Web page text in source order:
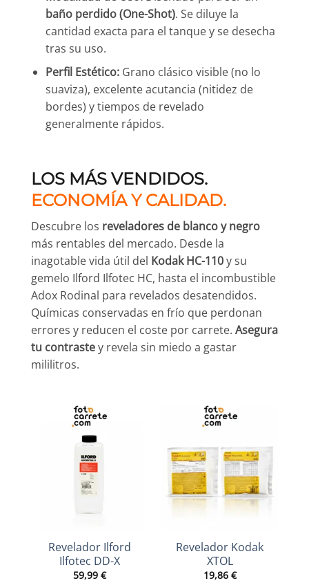
baño perdido (One-Shot). Se diluye la
cantidad exacta para el tanque y se desecha
tras su uso.
Perfil Estético:Grano clásico visible (no lo
suaviza), excelente acutancia (nitidez de
bordes) y tiempos de revelado
generalmente rápidos.
LOS MÁS VENDIDOS.
ECONOMÍA Y CALIDAD.
Descubre los reveladores de blanco y negro
más rentables del mercado. Desde la
inagotable vida útil del Kodak HC-110y su
gemelo Ilford Ilfotec HC, hasta el incombustible
Adox Rodinal para revelados desatendidos.
Químicas conservadas en frío que perdonan
errores y reducen el coste por carrete. Asegura
tu contrastey revela sin miedo a gastar
mililitros.
Revelador Ilford
Ilfotec DD-X
59,99 €
Revelador Kodak
XTOL
19,86 €